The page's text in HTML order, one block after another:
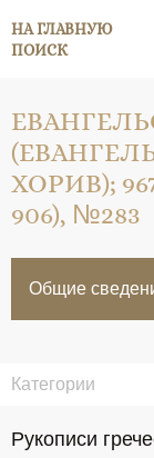
НА ГЛАВНУЮ
ПОИСК
ХОРИВ);
906), №283
Общие
Категории
Рукописи